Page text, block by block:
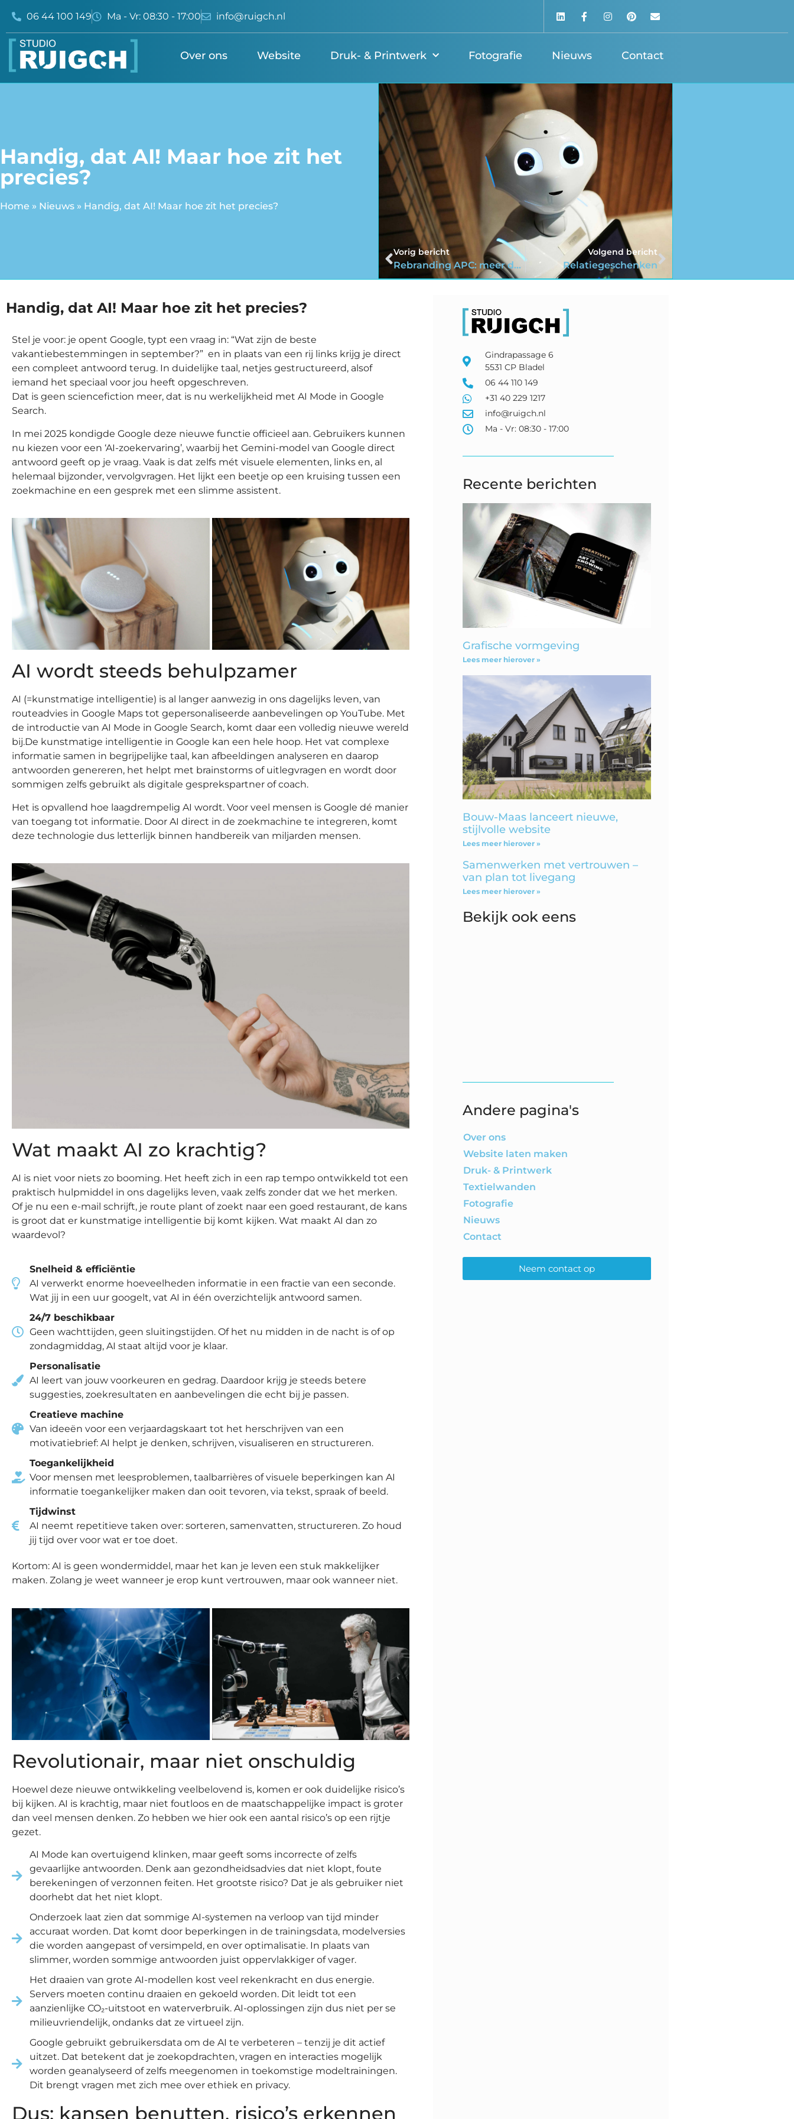
06 44 100 149 Ma - Vr: 08:30 - 17:00 info@ruigch.nl
Over ons Website Druk- & Printwerk Fotografie Nieuws Contact
Handig, dat AI! Maar hoe zit het
precies?
Home » Nieuws » Handig, dat AI! Maar hoe zit het precies?
Vorig bericht
Rebranding APC: meer dan sport – een fitter leven
Volgend bericht
Relatiegeschenken
Handig, dat AI! Maar hoe zit het precies?
Stel je voor: je opent Google, typt een vraag in: “Wat zijn de beste
vakantiebestemmingen in september?” en in plaats van een rij links krijg je direct
een compleet antwoord terug. In duidelijke taal, netjes gestructureerd, alsof
iemand het speciaal voor jou heeft opgeschreven.
Dat is geen sciencefiction meer, dat is nu werkelijkheid met AI Mode in Google
Search.
In mei 2025 kondigde Google deze nieuwe functie officieel aan. Gebruikers kunnen
nu kiezen voor een ‘AI-zoekervaring’, waarbij het Gemini-model van Google direct
antwoord geeft op je vraag. Vaak is dat zelfs mét visuele elementen, links en, al
helemaal bijzonder, vervolgvragen. Het lijkt een beetje op een kruising tussen een
zoekmachine en een gesprek met een slimme assistent.
AI wordt steeds behulpzamer
AI (=kunstmatige intelligentie) is al langer aanwezig in ons dagelijks leven, van
routeadvies in Google Maps tot gepersonaliseerde aanbevelingen op YouTube. Met
de introductie van AI Mode in Google Search, komt daar een volledig nieuwe wereld
bij.De kunstmatige intelligentie in Google kan een hele hoop. Het vat complexe
informatie samen in begrijpelijke taal, kan afbeeldingen analyseren en daarop
antwoorden genereren, het helpt met brainstorms of uitlegvragen en wordt door
sommigen zelfs gebruikt als digitale gesprekspartner of coach.
Het is opvallend hoe laagdrempelig AI wordt. Voor veel mensen is Google dé manier
van toegang tot informatie. Door AI direct in de zoekmachine te integreren, komt
deze technologie dus letterlijk binnen handbereik van miljarden mensen.
Wat maakt AI zo krachtig?
AI is niet voor niets zo booming. Het heeft zich in een rap tempo ontwikkeld tot een
praktisch hulpmiddel in ons dagelijks leven, vaak zelfs zonder dat we het merken.
Of je nu een e-mail schrijft, je route plant of zoekt naar een goed restaurant, de kans
is groot dat er kunstmatige intelligentie bij komt kijken. Wat maakt AI dan zo
waardevol?
Snelheid & efficiëntie
AI verwerkt enorme hoeveelheden informatie in een fractie van een seconde.
Wat jij in een uur googelt, vat AI in één overzichtelijk antwoord samen.
24/7 beschikbaar
Geen wachttijden, geen sluitingstijden. Of het nu midden in de nacht is of op
zondagmiddag, AI staat altijd voor je klaar.
Personalisatie
AI leert van jouw voorkeuren en gedrag. Daardoor krijg je steeds betere
suggesties, zoekresultaten en aanbevelingen die echt bij je passen.
Creatieve machine
Van ideeën voor een verjaardagskaart tot het herschrijven van een
motivatiebrief: AI helpt je denken, schrijven, visualiseren en structureren.
Toegankelijkheid
Voor mensen met leesproblemen, taalbarrières of visuele beperkingen kan AI
informatie toegankelijker maken dan ooit tevoren, via tekst, spraak of beeld.
Tijdwinst
AI neemt repetitieve taken over: sorteren, samenvatten, structureren. Zo houd
jij tijd over voor wat er toe doet.
Kortom: AI is geen wondermiddel, maar het kan je leven een stuk makkelijker
maken. Zolang je weet wanneer je erop kunt vertrouwen, maar ook wanneer niet.
Revolutionair, maar niet onschuldig
Hoewel deze nieuwe ontwikkeling veelbelovend is, komen er ook duidelijke risico’s
bij kijken. AI is krachtig, maar niet foutloos en de maatschappelijke impact is groter
dan veel mensen denken. Zo hebben we hier ook een aantal risico’s op een rijtje
gezet.
AI Mode kan overtuigend klinken, maar geeft soms incorrecte of zelfs
gevaarlijke antwoorden. Denk aan gezondheidsadvies dat niet klopt, foute
berekeningen of verzonnen feiten. Het grootste risico? Dat je als gebruiker niet
doorhebt dat het niet klopt.
Onderzoek laat zien dat sommige AI-systemen na verloop van tijd minder
accuraat worden. Dat komt door beperkingen in de trainingsdata, modelversies
die worden aangepast of versimpeld, en over optimalisatie. In plaats van
slimmer, worden sommige antwoorden juist oppervlakkiger of vager.
Het draaien van grote AI-modellen kost veel rekenkracht en dus energie.
Servers moeten continu draaien en gekoeld worden. Dit leidt tot een
aanzienlijke CO₂-uitstoot en waterverbruik. AI-oplossingen zijn dus niet per se
milieuvriendelijk, ondanks dat ze virtueel zijn.
Google gebruikt gebruikersdata om de AI te verbeteren – tenzij je dit actief
uitzet. Dat betekent dat je zoekopdrachten, vragen en interacties mogelijk
worden geanalyseerd of zelfs meegenomen in toekomstige modeltrainingen.
Dit brengt vragen met zich mee over ethiek en privacy.
Dus: kansen benutten, risico’s erkennen
Gindrapassage 6
5531 CP Bladel
06 44 110 149
+31 40 229 1217
info@ruigch.nl
Ma - Vr: 08:30 - 17:00
Recente berichten
Grafische vormgeving
Lees meer hierover »
Bouw-Maas lanceert nieuwe,
stijlvolle website
Lees meer hierover »
Samenwerken met vertrouwen –
van plan tot livegang
Lees meer hierover »
Bekijk ook eens
Andere pagina's
Over ons
Website laten maken
Druk- & Printwerk
Textielwanden
Fotografie
Nieuws
Contact
Neem contact op